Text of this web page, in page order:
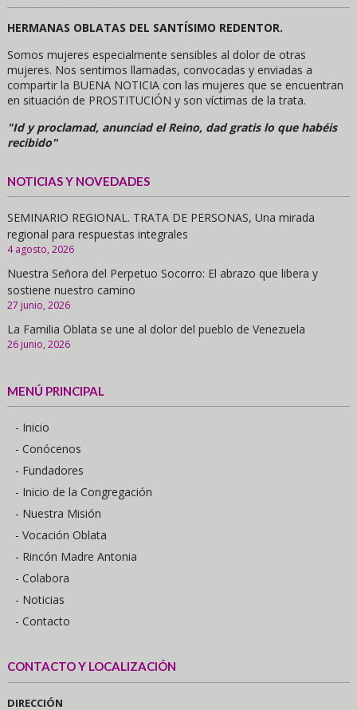
HERMANAS OBLATAS DEL SANTÍSIMO REDENTOR.
Somos mujeres especialmente sensibles al dolor de otras
mujeres. Nos sentimos llamadas, convocadas y enviadas a
compartir la BUENA NOTICIA con las mujeres que se encuentran
en situación de PROSTITUCIÓN y son víctimas de la trata.
"Id y proclamad, anunciad el Reino, dad gratis lo que habéis
recibido"
NOTICIAS Y NOVEDADES
SEMINARIO REGIONAL. TRATA DE PERSONAS, Una mirada
regional para respuestas integrales
4 agosto, 2026
Nuestra Señora del Perpetuo Socorro: El abrazo que libera y
sostiene nuestro camino
27 junio, 2026
La Familia Oblata se une al dolor del pueblo de Venezuela
26 junio, 2026
MENÚ PRINCIPAL
- Inicio
- Conócenos
- Fundadores
- Inicio de la Congregación
- Nuestra Misión
- Vocación Oblata
- Rincón Madre Antonia
- Colabora
- Noticias
- Contacto
CONTACTO Y LOCALIZACIÓN
DIRECCIÓN